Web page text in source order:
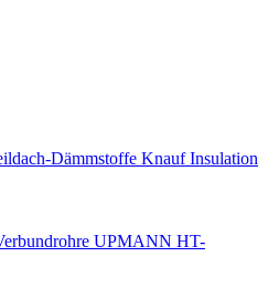
Dämmstoffe Knauf Insulation
UPMANN HT-